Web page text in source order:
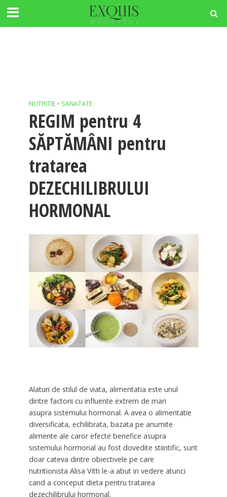
NUTRITIE • SANATATE
REGIM pentru 4
SĂPTĂMÂNI pentru
tratarea
DEZECHILIBRULUI
HORMONAL
Alaturi de stilul de viata, alimentatia este unul
dintre factorii cu influente extrem de mari
asupra sistemului hormonal. A avea o alimentatie
diversificata, echilibrata, bazata pe anumite
alimente ale caror efecte benefice asupra
sistemului hormonal au fost dovedite stiintific, sunt
doar cateva dintre obiectivele pe care
nutritionista Alisa Vitti le-a abut in vedere atunci
cand a conceput dieta pentru tratarea
dezechilibrului hormonal.